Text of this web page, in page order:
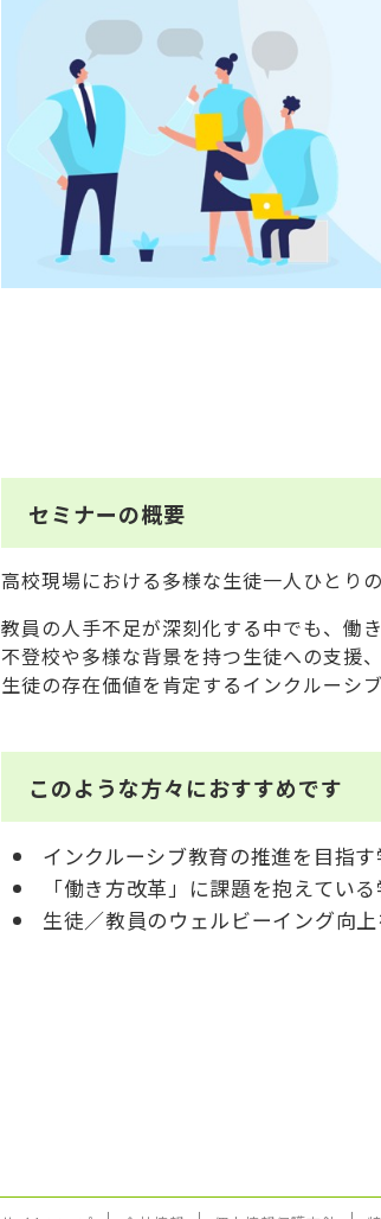
セミナーの概要
高校現場における多様な生徒一人ひとり
教員の人手不足が深刻化する中でも、働
不登校や多様な背景を持つ生徒への支援
生徒の存在価値を肯定するインクルーシ
このような方々におすすめです
インクルーシブ教育の推進を目指す
「働き方改革」に課題を抱えてい
生徒／教員のウェルビーイング向